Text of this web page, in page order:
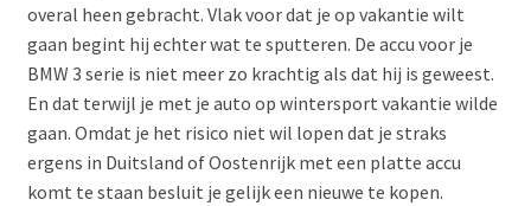
overal heen gebracht. Vlak voor dat je op vakantie wilt
gaan begint hij echter wat te sputteren. De accu voor je
BMW 3 serie is niet meer zo krachtig als dat hij is geweest.
En dat terwijl je met je auto op wintersport vakantie wilde
gaan. Omdat je het risico niet wil lopen dat je straks
ergens in Duitsland of Oostenrijk met een platte accu
komt te staan besluit je gelijk een nieuwe te kopen.